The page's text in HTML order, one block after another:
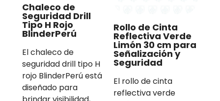
Chaleco de
Seguridad Drill
Tipo H Rojo
BlinderPerú
El chaleco de
seguridad drill tipo H
rojo BlinderPerú está
diseñado para
Rollo de Cinta
Reflectiva Verde
Limón 30 cm para
Señalización y
Seguridad
El rollo de cinta
reflectiva verde